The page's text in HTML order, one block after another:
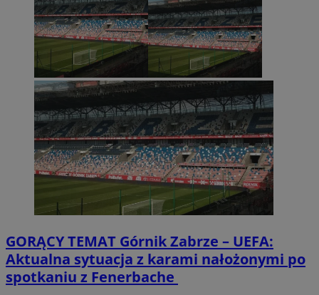
GORĄCY TEMAT Górnik Zabrze – UEFA:
Aktualna sytuacja z karami nałożonymi po
spotkaniu z Fenerbache